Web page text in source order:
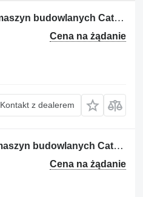
Flansza wału napędowego 8P-0514 ; 8P0514 Yoke Caterpillar do maszyn budowlanych Caterpillar
Cena na żądanie
Kontakt z dealerem
Flansza wału napędowego 5V-8975 ; 5V8975 Yoke Caterpillar do maszyn budowlanych Caterpillar
Cena na żądanie